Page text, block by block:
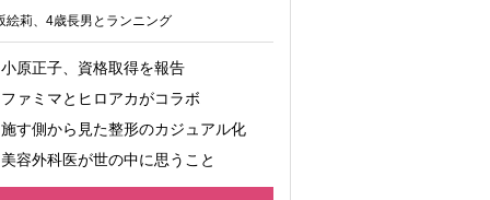
絵莉、4歳長男とランニング
小原正子、資格取得を報告
ファミマとヒロアカがコラボ
施す側から見た整形のカジュアル化
美容外科医が世の中に思うこと